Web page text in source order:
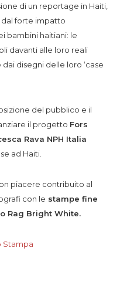
di un reportage in Haiti,
dal forte impatto
bambini haitiani: le
davanti alle loro reali
disegni delle loro ‘case
del pubblico e il
il progetto Fors
Rava NPH Italia
ad Haiti.
piacere contribuito al
con le stampe fine
Rag Bright White.
Stampa